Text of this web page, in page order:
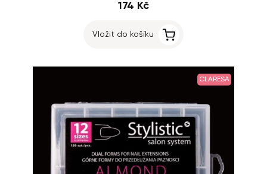
174 Kč
Vložit do košíku
CLARESA